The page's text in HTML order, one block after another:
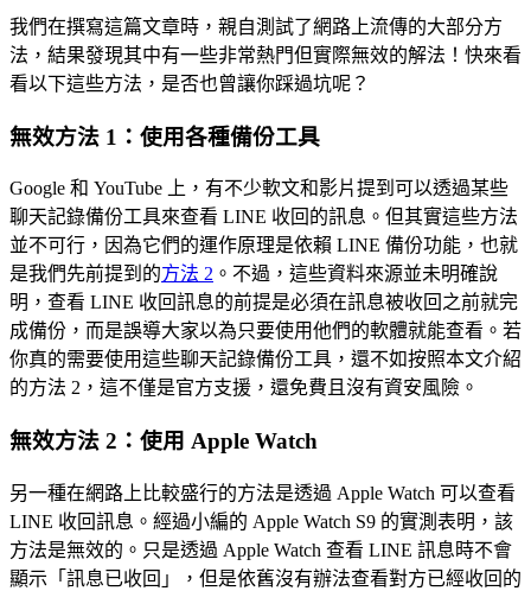
我們在撰寫這篇文章時，親自測試了網路上流傳的大部分方
法，結果發現其中有一些非常熱門但實際無效的解法！快來看
看以下這些方法，是否也曾讓你踩過坑呢？
無效方法 1：使用各種備份工具
Google 和 YouTube 上，有不少軟文和影片提到可以透過某些
聊天記錄備份工具來查看 LINE 收回的訊息。但其實這些方法
並不可行，因為它們的運作原理是依賴 LINE 備份功能，也就
是我們先前提到的方法 2 。不過，這些資料來源並未明確說
明，查看 LINE 收回訊息的前提是必須在訊息被收回之前就完
成備份，而是誤導大家以為只要使用他們的軟體就能查看。若
你真的需要使用這些聊天記錄備份工具，還不如按照本文介紹
的方法 2，這不僅是官方支援，還免費且沒有資安風險。
無效方法 2：使用 Apple Watch
另一種在網路上比較盛行的方法是透過 Apple Watch 可以查看
LINE 收回訊息。經過小編的 Apple Watch S9 的實測表明，該
方法是無效的。只是透過 Apple Watch 查看 LINE 訊息時不會
顯示「訊息已收回」，但是依舊沒有辦法查看對方已經收回的